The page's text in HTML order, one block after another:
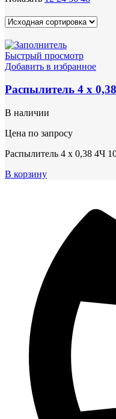
Быстрый просмотр
Добавить в избранное
Распылитель 4 х
В наличии
Цена по запросу
Распылитель 4 х 0,38 4Ч
В корзину